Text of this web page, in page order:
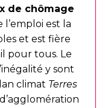
de chômage
l’emploi est la
et est fière
pour tous. Le
y sont
climat Terres